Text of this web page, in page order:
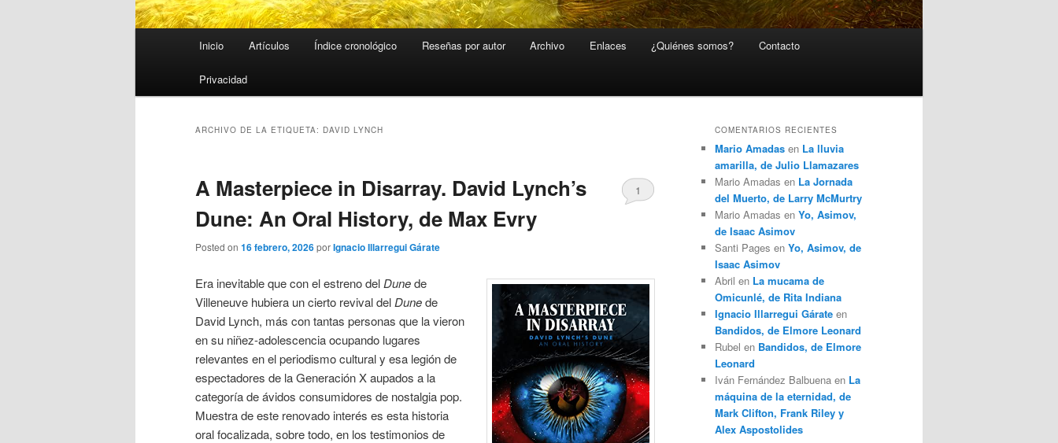
Inicio Artículos Índice cronológico Reseñas por autor Archivo Enlaces ¿Quiénes somos? Contacto
Privacidad
ARCHIVO DE LA ETIQUETA: DAVID LYNCH
A Masterpiece in Disarray. David Lynch’s
Dune: An Oral History, de Max Evry
Posted on 16 febrero, 2026porIgnacio Illarregui Gárate
1
Era inevitable que con el estreno del Dunede
Villeneuve hubiera un cierto revival del Dunede
David Lynch, más con tantas personas que la vieron
en su niñez-adolescencia ocupando lugares
relevantes en el periodismo cultural y esa legión de
espectadores de la Generación X aupados a la
categoría de ávidos consumidores de nostalgia pop.
Muestra de este renovado interés es esta historia
oral focalizada, sobre todo, en los testimonios de
COMENTARIOS RECIENTES
Mario Amadas en La lluvia
amarilla, de Julio Llamazares
Mario Amadas en La Jornada
del Muerto, de Larry McMurtry
Mario Amadas en Yo, Asimov,
de Isaac Asimov
Santi Pages en Yo, Asimov, de
Isaac Asimov
Abril en La mucama de
Omicunlé, de Rita Indiana
Ignacio Illarregui Gárate en
Bandidos, de Elmore Leonard
Rubel en Bandidos, de Elmore
Leonard
Iván Fernández Balbuena en La
máquina de la eternidad, de
Mark Clifton, Frank Riley y
Alex Aspostolides